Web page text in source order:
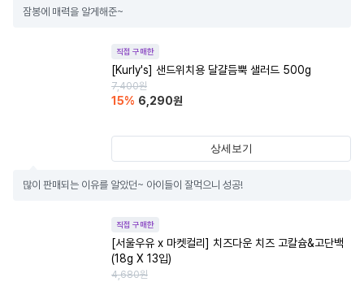
잠봉에 매력을 알게해준~
직접 구매한
[Kurly's] 샌드위치용 달걀듬뿍 샐러드 500g
7,400원
15% 6,290원
상세보기
많이 판매되는 이유를 알았던~ 아이들이 잘먹으니 성공!
직접 구매한
[서울우유 x 마켓컬리] 치즈다운 치즈 고칼슘&고단백
(18g X 13입)
4,680원